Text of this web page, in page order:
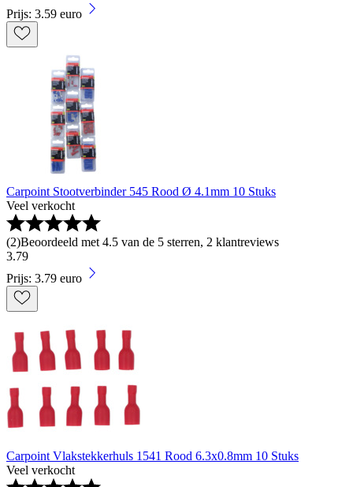
Prijs: 3.59 euro
Carpoint Stootverbinder 545 Rood Ø 4.1mm 10 Stuks
Veel verkocht
(2)Beoordeeld met 4.5 van de 5 sterren, 2 klantreviews
3.79
Prijs: 3.79 euro
Carpoint Vlakstekkerhuls 1541 Rood 6.3x0.8mm 10 Stuks
Veel verkocht